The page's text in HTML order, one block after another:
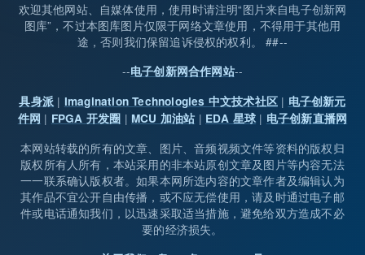
欢迎其他网站、自媒体使用，使用时请注明“图片来自电子创新网
图库”，不过本图库图片仅限于网络文章使用，不得用于其他用
途，否则我们保留追诉侵权的权利。 ##--
--电子创新网合作网站--
具身派 | Imagination Technologies 中文技术社区| 电子创新元
件网 | FPGA 开发圈 | MCU 加油站 | EDA 星球 | 电子创新直播网
本网站转载的所有的文章、图片、音频视频文件等资料的版权归
版权所有人所有，本站采用的非本站原创文章及图片等内容无法
一一联系确认版权者。如果本网所选内容的文章作者及编辑认为
其作品不宜公开自由传播，或不应无偿使用，请及时通过电子邮
件或电话通知我们，以迅速采取适当措施，避免给双方造成不必
要的经济损失。